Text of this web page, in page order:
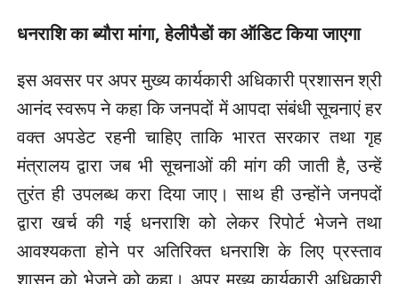
धनराशि का ब्यौरा मांगा, हेलीपैडों का ऑडिट किया जाएगा
इस अवसर पर अपर मुख्य कार्यकारी अधिकारी प्रशासन श्री
आनंद स्वरूप ने कहा कि जनपदों में आपदा संबंधी सूचनाएं हर
वक्त अपडेट रहनी चाहिए ताकि भारत सरकार तथा गृह
मंत्रालय द्वारा जब भी सूचनाओं की मांग की जाती है, उन्हें
तुरंत ही उपलब्ध करा दिया जाए। साथ ही उन्होंने जनपदों
द्वारा खर्च की गई धनराशि को लेकर रिपोर्ट भेजने तथा
आवश्यकता होने पर अतिरिक्त धनराशि के लिए प्रस्ताव
शासन को भेजने को कहा। अपर मुख्य कार्यकारी अधिकारी